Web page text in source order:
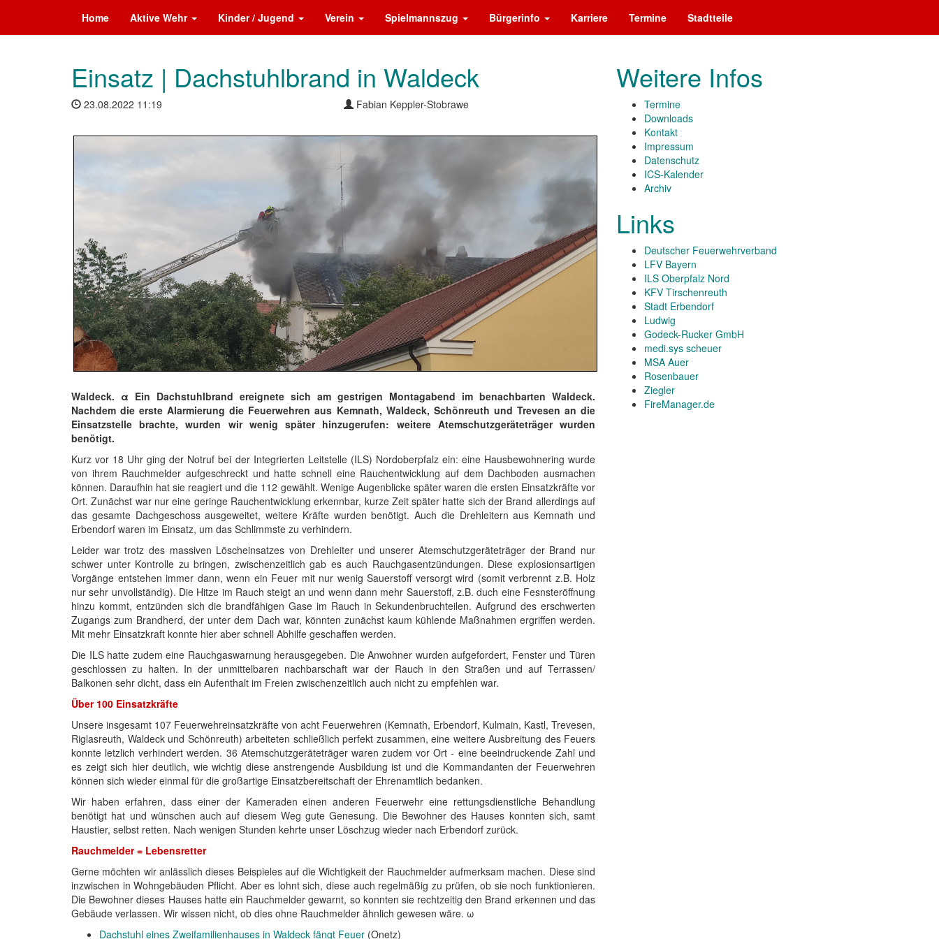
Home Aktive Wehr Kinder / Jugend Verein Spielmannszug Bürgerinfo Karriere Termine Stadtteile
Einsatz | Dachstuhlbrand in Waldeck
23.08.2022 11:19 Fabian Keppler-Stobrawe
Waldeck. α Ein Dachstuhlbrand ereignete sich am gestrigen Montagabend im benachbarten Waldeck.
Nachdem die erste Alarmierung die Feuerwehren aus Kemnath, Waldeck, Schönreuth und Trevesen an die
Einsatzstelle brachte, wurden wir wenig später hinzugerufen: weitere Atemschutzgeräteträger wurden
benötigt.
Kurz vor 18 Uhr ging der Notruf bei der Integrierten Leitstelle (ILS) Nordoberpfalz ein: eine Hausbewohnering wurde
von ihrem Rauchmelder aufgeschreckt und hatte schnell eine Rauchentwicklung auf dem Dachboden ausmachen
können. Daraufhin hat sie reagiert und die 112 gewählt. Wenige Augenblicke später waren die ersten Einsatzkräfte vor
Ort. Zunächst war nur eine geringe Rauchentwicklung erkennbar, kurze Zeit später hatte sich der Brand allerdings auf
das gesamte Dachgeschoss ausgeweitet, weitere Kräfte wurden benötigt. Auch die Drehleitern aus Kemnath und
Erbendorf waren im Einsatz, um das Schlimmste zu verhindern.
Leider war trotz des massiven Löscheinsatzes von Drehleiter und unserer Atemschutzgeräteträger der Brand nur
schwer unter Kontrolle zu bringen, zwischenzeitlich gab es auch Rauchgasentzündungen. Diese explosionsartigen
Vorgänge entstehen immer dann, wenn ein Feuer mit nur wenig Sauerstoff versorgt wird (somit verbrennt z.B. Holz
nur sehr unvollständig). Die Hitze im Rauch steigt an und wenn dann mehr Sauerstoff, z.B. duch eine Fesnsteröffnung
hinzu kommt, entzünden sich die brandfähigen Gase im Rauch in Sekundenbruchteilen. Aufgrund des erschwerten
Zugangs zum Brandherd, der unter dem Dach war, könnten zunächst kaum kühlende Maßnahmen ergriffen werden.
Mit mehr Einsatzkraft konnte hier aber schnell Abhilfe geschaffen werden.
Die ILS hatte zudem eine Rauchgaswarnung herausgegeben. Die Anwohner wurden aufgefordert, Fenster und Türen
geschlossen zu halten. In der unmittelbaren nachbarschaft war der Rauch in den Straßen und auf Terrassen/
Balkonen sehr dicht, dass ein Aufenthalt im Freien zwischenzeitlich auch nicht zu empfehlen war.
Über 100 Einsatzkräfte
Unsere insgesamt 107 Feuerwehreinsatzkräfte von acht Feuerwehren (Kemnath, Erbendorf, Kulmain, Kastl, Trevesen,
Riglasreuth, Waldeck und Schönreuth) arbeiteten schließlich perfekt zusammen, eine weitere Ausbreitung des Feuers
konnte letzlich verhindert werden. 36 Atemschutzgeräteträger waren zudem vor Ort - eine beeindruckende Zahl und
es zeigt sich hier deutlich, wie wichtig diese anstrengende Ausbildung ist und die Kommandanten der Feuerwehren
können sich wieder einmal für die großartige Einsatzbereitschaft der Ehrenamtlich bedanken.
Wir haben erfahren, dass einer der Kameraden einen anderen Feuerwehr eine rettungsdienstliche Behandlung
benötigt hat und wünschen auch auf diesem Weg gute Genesung. Die Bewohner des Hauses konnten sich, samt
Haustier, selbst retten. Nach wenigen Stunden kehrte unser Löschzug wieder nach Erbendorf zurück.
Rauchmelder = Lebensretter
Gerne möchten wir anlässlich dieses Beispieles auf die Wichtigkeit der Rauchmelder aufmerksam machen. Diese sind
inzwischen in Wohngebäuden Pflicht. Aber es lohnt sich, diese auch regelmäßig zu prüfen, ob sie noch funktionieren.
Die Bewohner dieses Hauses hatte ein Rauchmelder gewarnt, so konnten sie rechtzeitig den Brand erkennen und das
Gebäude verlassen. Wir wissen nicht, ob dies ohne Rauchmelder ähnlich gewesen wäre. ω
Dachstuhl eines Zweifamilienhauses in Waldeck fängt Feuer (Onetz)
Weitere Infos
Termine
Downloads
Kontakt
Impressum
Datenschutz
ICS-Kalender
Archiv
Links
Deutscher Feuerwehrverband
LFV Bayern
ILS Oberpfalz Nord
KFV Tirschenreuth
Stadt Erbendorf
Ludwig
Godeck-Rucker GmbH
medi.sys scheuer
MSA Auer
Rosenbauer
Ziegler
FireManager.de